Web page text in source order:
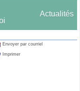
Actualités
Envoyer par courriel
Imprimer